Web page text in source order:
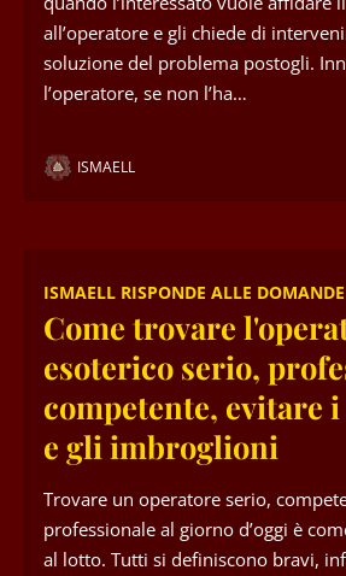
all’operatore e gli chiede di
soluzione del problema postogli.
l’operatore, se non l’ha…
ISMAELL
ISMAELL RISPONDE ALLE
Come trovare
esoterico serio,
competente, evitare
e gli imbroglioni
Trovare un operatore serio,
professionale al giorno d’oggi è
al lotto. Tutti si definiscono bravi,